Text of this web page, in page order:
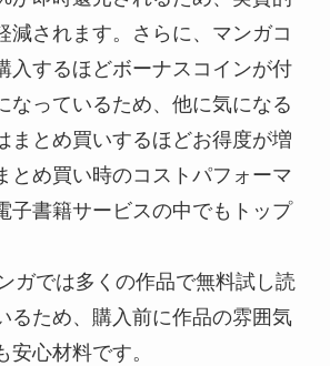
減されます。さらに、マンガコ
入するほどボーナスコインが付
なっているため、他に気になる
まとめ買いするほどお得度が増
とめ買い時のコストパフォーマ
子書籍サービスの中でもトップ
ガでは多くの作品で無料試し読
るため、購入前に作品の雰囲気
安心材料です。